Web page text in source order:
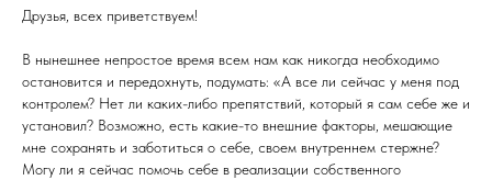
Друзья, всех приветствуем!
В нынешнее непростое время всем нам как никогда необходимо
остановится и передохнуть, подумать: «А все ли сейчас у меня под
контролем? Нет ли каких-либо препятствий, который я сам себе же и
установил? Возможно, есть какие-то внешние факторы, мешающие
мне сохранять и заботиться о себе, своем внутреннем стержне?
Могу ли я сейчас помочь себе в реализации собственного